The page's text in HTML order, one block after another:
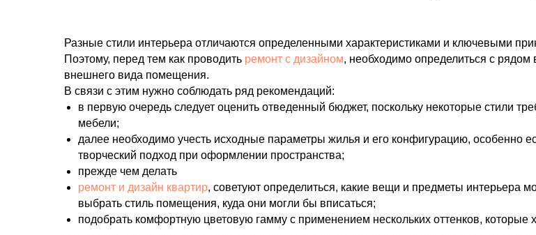
Разные стили интерьера отличаются определенными характеристиками и ключевыми
Поэтому, перед тем как проводить ремонт с дизайном, необходимо определиться с
внешнего вида помещения.
В связи с этим нужно соблюдать ряд рекомендаций:
в первую очередь следует оценить отведенный бюджет, поскольку некоторые стили
мебели;
далее необходимо учесть исходные параметры жилья и его конфигурацию, особенно
творческий подход при оформлении пространства;
прежде чем делать
ремонт и дизайн квартир, советуют определиться, какие вещи и предметы интерьера
выбрать стиль помещения, куда они могли бы вписаться;
подобрать комфортную цветовую гамму с применением нескольких оттенков, которые